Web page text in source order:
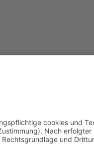
phpBB Limited